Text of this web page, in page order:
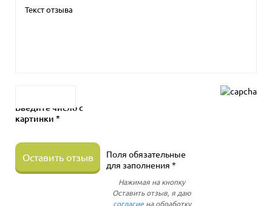
Введите число с
картинки *
Оставить отзыв
Поля обязательные
для заполнения *
Нажимая на кнопку
Оставить отзыв, я даю
согласиена обработку